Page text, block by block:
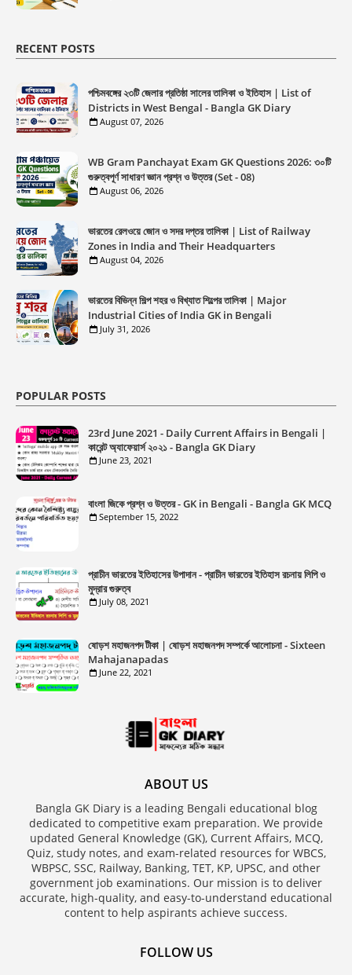
RECENT POSTS
পশ্চিমবঙ্গের ২৩টি জেলার প্রতিষ্ঠা সালের তালিকা ও ইতিহাস | List of
Districts in West Bengal - Bangla GK Diary
August 07, 2026
WB Gram Panchayat Exam GK Questions 2026: ৩০টি
গুরুত্বপূর্ণ সাধারণ জ্ঞান প্রশ্ন ও উত্তর (Set - 08)
August 06, 2026
ভারতের রেলওয়ে জোন ও সদর দপ্তর তালিকা | List of Railway
Zones in India and Their Headquarters
August 04, 2026
ভারতের বিভিন্ন শিল্প শহর ও বিখ্যাত শিল্পের তালিকা | Major
Industrial Cities of India GK in Bengali
July 31, 2026
POPULAR POSTS
23rd June 2021 - Daily Current Affairs in Bengali |
কারেন্ট অ্যাফেয়ার্স ২০২১ - Bangla GK Diary
June 23, 2021
বাংলা জিকে প্রশ্ন ও উত্তর - GK in Bengali - Bangla GK MCQ
September 15, 2022
প্রাচীন ভারতের ইতিহাসের উপাদান - প্রাচীন ভারতের ইতিহাস রচনায় লিপি ও
মুদ্রার গুরুত্ব
July 08, 2021
ষোড়শ মহাজনপদ টীকা | ষোড়শ মহাজনপদ সম্পর্কে আলোচনা - Sixteen
Mahajanapadas
June 22, 2021
ABOUT US
Bangla GK Diary is a leading Bengali educational blog
dedicated to competitive exam preparation. We provide
updated General Knowledge (GK), Current Affairs, MCQ,
Quiz, study notes, and exam-related resources for WBCS,
WBPSC, SSC, Railway, Banking, TET, KP, UPSC, and other
government job examinations. Our mission is to deliver
accurate, high-quality, and easy-to-understand educational
content to help aspirants achieve success.
FOLLOW US